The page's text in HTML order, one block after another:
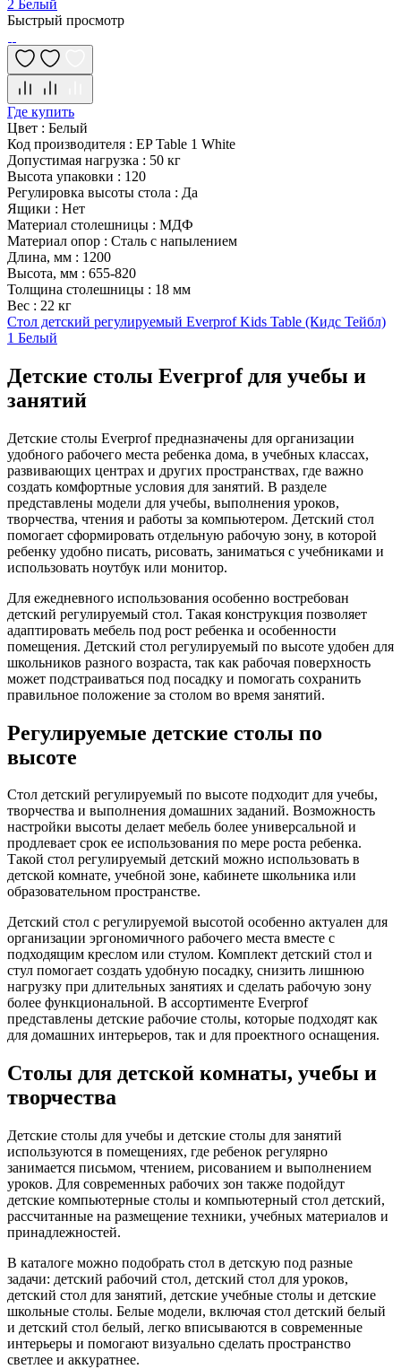
2 Белый
Быстрый просмотр
Где купить
Цвет : Белый
Код производителя : EP Table 1 White
Допустимая нагрузка : 50 кг
Высота упаковки : 120
Регулировка высоты стола : Да
Ящики : Нет
Материал столешницы : МДФ
Материал опор : Сталь с напылением
Длина, мм : 1200
Высота, мм : 655-820
Толщина столешницы : 18 мм
Вес : 22 кг
Стол детский регулируемый Everprof Kids Table (Кидс Тейбл)
1 Белый
Детские столы Everprof для учебы и
занятий
Детские столы Everprof предназначены для организации
удобного рабочего места ребенка дома, в учебных классах,
развивающих центрах и других пространствах, где важно
создать комфортные условия для занятий. В разделе
представлены модели для учебы, выполнения уроков,
творчества, чтения и работы за компьютером. Детский стол
помогает сформировать отдельную рабочую зону, в которой
ребенку удобно писать, рисовать, заниматься с учебниками и
использовать ноутбук или монитор.
Для ежедневного использования особенно востребован
детский регулируемый стол. Такая конструкция позволяет
адаптировать мебель под рост ребенка и особенности
помещения. Детский стол регулируемый по высоте удобен для
школьников разного возраста, так как рабочая поверхность
может подстраиваться под посадку и помогать сохранить
правильное положение за столом во время занятий.
Регулируемые детские столы по
высоте
Стол детский регулируемый по высоте подходит для учебы,
творчества и выполнения домашних заданий. Возможность
настройки высоты делает мебель более универсальной и
продлевает срок ее использования по мере роста ребенка.
Такой стол регулируемый детский можно использовать в
детской комнате, учебной зоне, кабинете школьника или
образовательном пространстве.
Детский стол с регулируемой высотой особенно актуален для
организации эргономичного рабочего места вместе с
подходящим креслом или стулом. Комплект детский стол и
стул помогает создать удобную посадку, снизить лишнюю
нагрузку при длительных занятиях и сделать рабочую зону
более функциональной. В ассортименте Everprof
представлены детские рабочие столы, которые подходят как
для домашних интерьеров, так и для проектного оснащения.
Столы для детской комнаты, учебы и
творчества
Детские столы для учебы и детские столы для занятий
используются в помещениях, где ребенок регулярно
занимается письмом, чтением, рисованием и выполнением
уроков. Для современных рабочих зон также подойдут
детские компьютерные столы и компьютерный стол детский,
рассчитанные на размещение техники, учебных материалов и
принадлежностей.
В каталоге можно подобрать стол в детскую под разные
задачи: детский рабочий стол, детский стол для уроков,
детский стол для занятий, детские учебные столы и детские
школьные столы. Белые модели, включая стол детский белый
и детский стол белый, легко вписываются в современные
интерьеры и помогают визуально сделать пространство
светлее и аккуратнее.